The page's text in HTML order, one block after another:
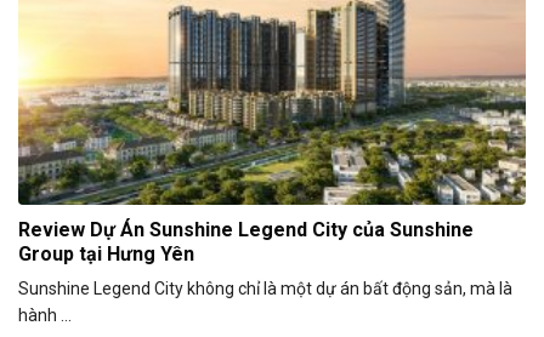
Review Dự Án Sunshine Legend City của Sunshine
Group tại Hưng Yên
Sunshine Legend City không chỉ là một dự án bất động sản, mà là
hành ...